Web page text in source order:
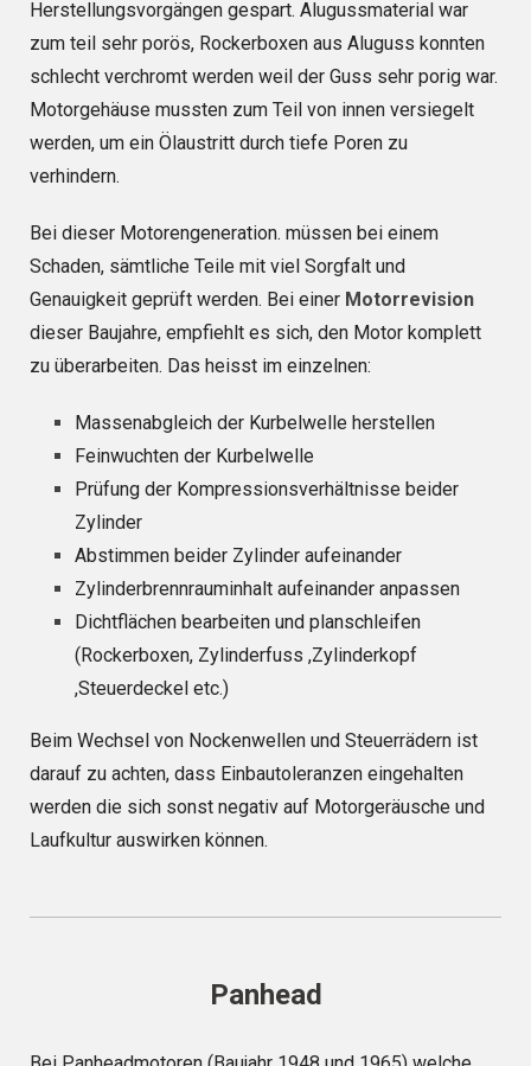
Herstellungsvorgängen gespart. Alugussmaterial war
zum teil sehr porös, Rockerboxen aus Aluguss konnten
schlecht verchromt werden weil der Guss sehr porig war.
Motorgehäuse mussten zum Teil von innen versiegelt
werden, um ein Ölaustritt durch tiefe Poren zu
verhindern.
Bei dieser Motorengeneration. müssen bei einem
Schaden, sämtliche Teile mit viel Sorgfalt und
Genauigkeit geprüft werden. Bei einer Motorrevision
dieser Baujahre, empfiehlt es sich, den Motor komplett
zu überarbeiten. Das heisst im einzelnen:
Massenabgleich der Kurbelwelle herstellen
Feinwuchten der Kurbelwelle
Prüfung der Kompressionsverhältnisse beider
Zylinder
Abstimmen beider Zylinder aufeinander
Zylinderbrennrauminhalt aufeinander anpassen
Dichtflächen bearbeiten und planschleifen
(Rockerboxen, Zylinderfuss ,Zylinderkopf
,Steuerdeckel etc.)
Beim Wechsel von Nockenwellen und Steuerrädern ist
darauf zu achten, dass Einbautoleranzen eingehalten
werden die sich sonst negativ auf Motorgeräusche und
Laufkultur auswirken können.
Panhead